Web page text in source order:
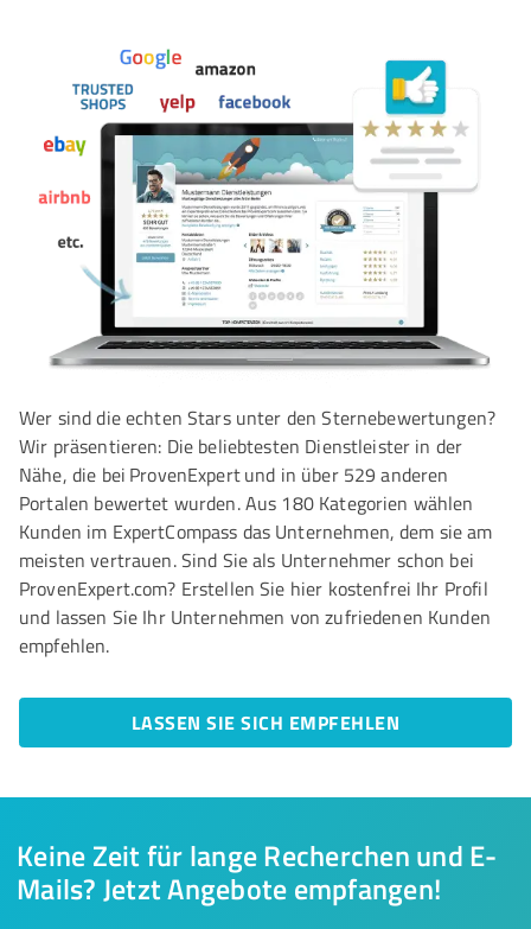
Wer sind die echten Stars unter den Sternebewertungen?
Wir präsentieren: Die beliebtesten Dienstleister in der
Nähe, die bei ProvenExpert und in über 529 anderen
Portalen bewertet wurden. Aus 180 Kategorien wählen
Kunden im ExpertCompass das Unternehmen, dem sie am
meisten vertrauen. Sind Sie als Unternehmer schon bei
ProvenExpert.com? Erstellen Sie hier kostenfrei Ihr Profil
und lassen Sie Ihr Unternehmen von zufriedenen Kunden
empfehlen.
LASSEN SIE SICH EMPFEHLEN
Keine Zeit für lange Recherchen und E-
Mails? Jetzt Angebote empfangen!